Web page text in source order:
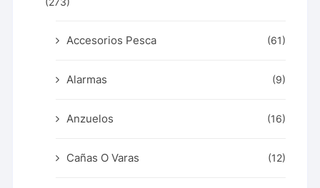
Accesorios Pesca (61)
Alarmas (9)
Anzuelos (16)
Cañas O Varas (12)